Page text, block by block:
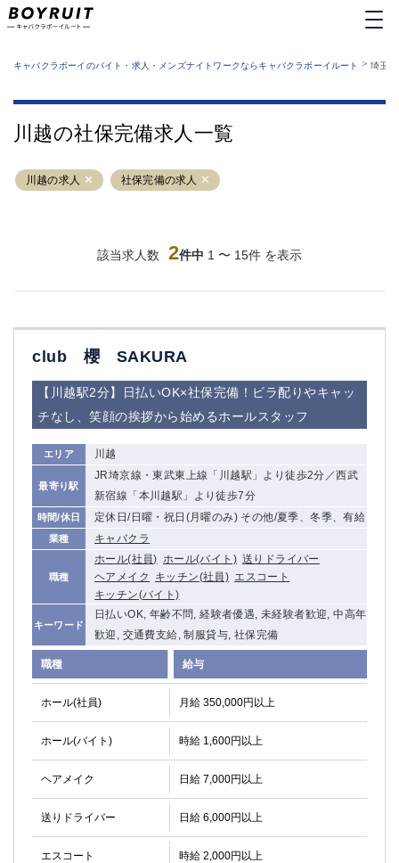
業種から探す
運営者情報
サイトマップ
キャバクラボーイのバイト・求人・メンズナイトワークならキャバクラボーイルート > 埼玉
川越の社保完備求人一覧
川越の求人 社保完備の求人
該当求人数 2件中 1 〜 15件 を表示
club 櫻 SAKURA
【川越駅2分】日払いOK×社保完備！ビラ配りやキャッ
チなし、笑顔の挨拶から始めるホールスタッフ
エリア 川越
最寄り駅
JR埼京線・東武東上線「川越駅」より徒歩2分／西武
新宿線「本川越駅」より徒歩7分
時間/休日 定休日/日曜・祝日(月曜のみ) その他/夏季、冬季、有給
業種 キャバクラ
職種
ホール(社員) ホール(バイト) 送りドライバー
ヘアメイク
キッチン(社員) エスコート
キッチン(バイト)
キーワード
日払いOK, 年齢不問, 経験者優遇, 未経験者歓迎, 中高年
歓迎, 交通費支給, 制服貸与, 社保完備
職種 給与
ホール(社員) 月給 350,000円以上
ホール(バイト) 時給 1,600円以上
ヘアメイク 日給 7,000円以上
送りドライバー 日給 6,000円以上
エスコート 時給 2,000円以上
六本木
池袋
吉祥寺
練馬
恵比寿
蒲田
北千住
①六本木 ②西麻布
大山
赤羽
品川
蒲田東口
立川（南口）
新宿
浜松町
西葛西
中野
葛西
府中
ひばりヶ丘（北口）
学芸大学
吉祥寺（南口／公園口） 小作・羽村・福生エリア
自由が丘
四谷
錦糸町南口
下北沢・経堂
金町（北口）
成増駅徒歩3分の好立地！①JR埼京線「赤羽駅」から徒歩2分 ②東
三軒茶屋（南口）
①歌舞伎町 ②新宿 ③新宿三丁目 ④西
①歌舞伎町 ②新宿 ③西部新宿 ③東新宿
①銀座 ②新橋
錦糸町(南口)
蒲田(西口)
清瀬（南口）
①東武練馬 ②成増・板橋 ③大山 ②池袋
池袋東口
竹ノ塚
三鷹